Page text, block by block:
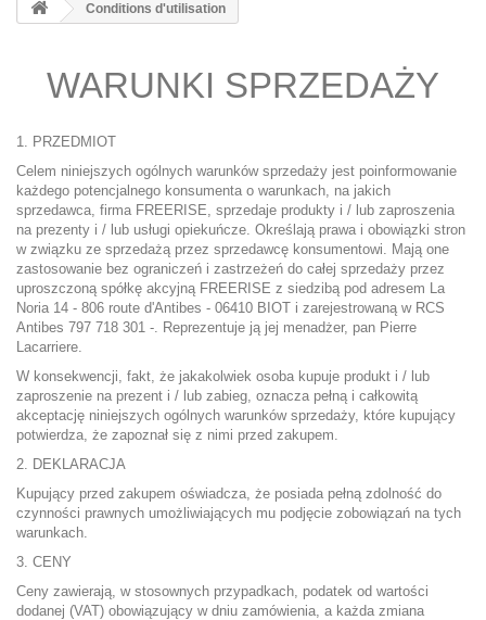
Conditions d'utilisation
WARUNKI SPRZEDAŻY
1. PRZEDMIOT
Celem niniejszych ogólnych warunków sprzedaży jest poinformowanie
każdego potencjalnego konsumenta o warunkach, na jakich
sprzedawca, firma FREERISE, sprzedaje produkty i / lub zaproszenia
na prezenty i / lub usługi opiekuńcze. Określają prawa i obowiązki stron
w związku ze sprzedażą przez sprzedawcę konsumentowi. Mają one
zastosowanie bez ograniczeń i zastrzeżeń do całej sprzedaży przez
uproszczoną spółkę akcyjną FREERISE z siedzibą pod adresem La
Noria 14 - 806 route d'Antibes - 06410 BIOT i zarejestrowaną w RCS
Antibes 797 718 301 -. Reprezentuje ją jej menadżer, pan Pierre
Lacarriere.
W konsekwencji, fakt, że jakakolwiek osoba kupuje produkt i / lub
zaproszenie na prezent i / lub zabieg, oznacza pełną i całkowitą
akceptację niniejszych ogólnych warunków sprzedaży, które kupujący
potwierdza, że ​​zapoznał się z nimi przed zakupem.
2. DEKLARACJA
Kupujący przed zakupem oświadcza, że ​​posiada pełną zdolność do
czynności prawnych umożliwiających mu podjęcie zobowiązań na tych
warunkach.
3. CENY
Ceny zawierają, w stosownych przypadkach, podatek od wartości
dodanej (VAT) obowiązujący w dniu zamówienia, a każda zmiana